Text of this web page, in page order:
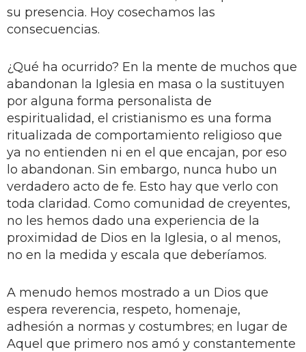
su presencia. Hoy cosechamos las
consecuencias.
¿Qué ha ocurrido? En la mente de muchos que
abandonan la Iglesia en masa o la sustituyen
por alguna forma personalista de
espiritualidad, el cristianismo es una forma
ritualizada de comportamiento religioso que
ya no entienden ni en el que encajan, por eso
lo abandonan. Sin embargo, nunca hubo un
verdadero acto de fe. Esto hay que verlo con
toda claridad. Como comunidad de creyentes,
no les hemos dado una experiencia de la
proximidad de Dios en la Iglesia, o al menos,
no en la medida y escala que deberíamos.
A menudo hemos mostrado a un Dios que
espera reverencia, respeto, homenaje,
adhesión a normas y costumbres; en lugar de
Aquel que primero nos amó y constantemente